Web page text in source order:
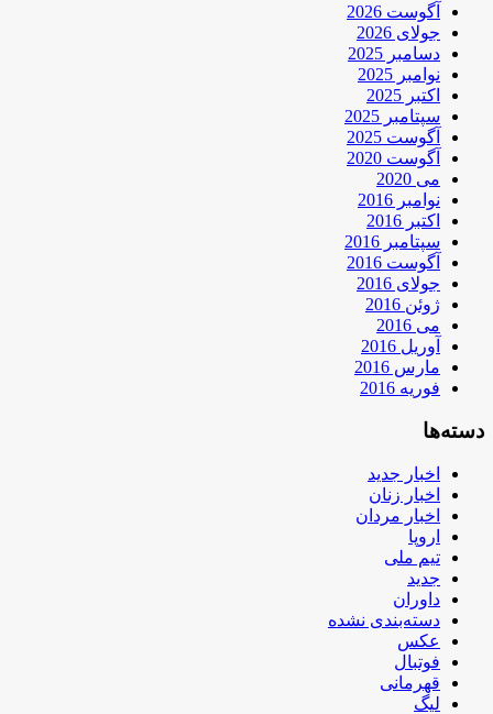
آگوست 2026
جولای 2026
دسامبر 2025
نوامبر 2025
اکتبر 2025
سپتامبر 2025
آگوست 2025
آگوست 2020
می 2020
نوامبر 2016
اکتبر 2016
سپتامبر 2016
آگوست 2016
جولای 2016
ژوئن 2016
می 2016
آوریل 2016
مارس 2016
فوریه 2016
دسته‌ها
اخبار جدید
اخبار زنان
اخبار مردان
اروپا
تیم ملی
جدید
داوران
دسته‌بندی نشده
عکس
فوتبال
قهرمانی
لیگ